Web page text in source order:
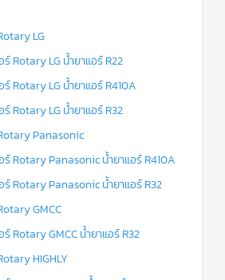
LG
Rotary LG น้ำยาแอร์ R22
Rotary LG น้ำยาแอร์ R410A
Rotary LG น้ำยาแอร์ R32
Panasonic
ร์ Rotary Panasonic น้ำยาแอร์ R410A
ร์ Rotary Panasonic น้ำยาแอร์ R32
GMCC
Rotary GMCC น้ำยาแอร์ R32
HIGHLY